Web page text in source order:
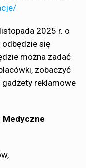
2025 r. o
się
można zadać
zobaczyć
reklamowe
Medyczne